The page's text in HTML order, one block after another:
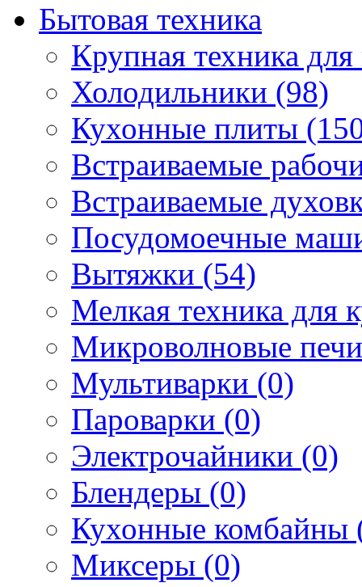
Бытовая техника
Крупная техника
Холодильники (98)
Кухонные плиты
Встраиваемые
Встраиваемые
Посудомоечные
Вытяжки (54)
Мелкая техника для
Микроволновые
Мультиварки (0)
Пароварки (0)
Электрочайники (0)
Блендеры (0)
Кухонные комбайны
Миксеры (0)